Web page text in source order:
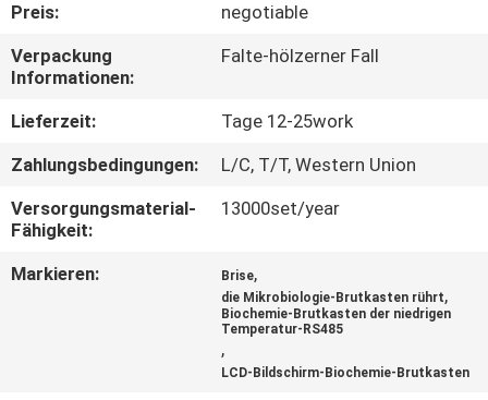
TRETEN
SIE
MIT
UNS
VERBINDUNG
Preis:
negotiable
Verpackung
Informationen:
Falte-hölzerner Fall
Lieferzeit:
Tage 12-25work
Zahlungsbedingungen:
L/C, T/T, Western Union
Versorgungsmaterial-
Fähigkeit:
13000set/year
Markieren: Brise,
die Mikrobiologie-Brutkasten rührt,
Biochemie-Brutkasten der niedrigen
Temperatur-RS485
,
LCD-Bildschirm-Biochemie-Brutkasten